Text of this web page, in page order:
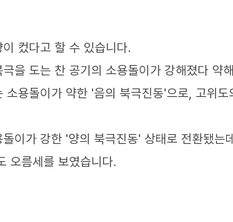
컸다고 할 수 있습니다.
을 도는 찬 공기의 소용돌이가 강해졌다 약
소용돌이가 약한 '음의 북극진동'으로, 고위
이가 강한 '양의 북극진동' 상태로 전환됐는
오름세를 보였습니다.